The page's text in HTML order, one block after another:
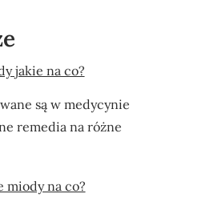
jakie na co?
są w medycynie
remedia na różne
miody na co?